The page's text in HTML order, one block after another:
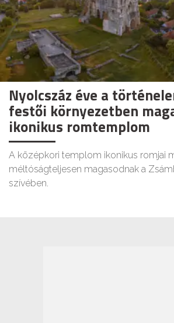
Nyolcszáz éve a
festői környezetben
ikonikus romtemplom
A középkori templom ikonikus romjai
méltóságteljesen magasodnak a
szívében.